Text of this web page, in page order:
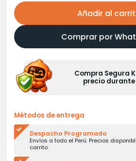
Añadir al
Comprar por
Compra Segura
precio
Métodos de entrega
Despacho Programado
Envíos a todo el Perú. Precios
carrito.